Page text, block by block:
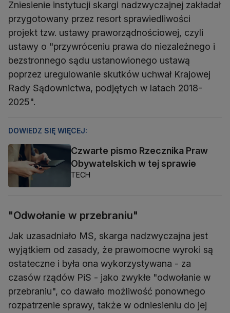
Zniesienie instytucji skargi nadzwyczajnej zakładał
przygotowany przez resort sprawiedliwości
projekt tzw. ustawy praworządnościowej, czyli
ustawy o "przywróceniu prawa do niezależnego i
bezstronnego sądu ustanowionego ustawą
poprzez uregulowanie skutków uchwał Krajowej
Rady Sądownictwa, podjętych w latach 2018-
2025".
DOWIEDZ SIĘ WIĘCEJ:
Czwarte pismo Rzecznika Praw
Obywatelskich w tej sprawie
TECH
"Odwołanie w przebraniu"
Jak uzasadniało MS, skarga nadzwyczajna jest
wyjątkiem od zasady, że prawomocne wyroki są
ostateczne i była ona wykorzystywana - za
czasów rządów PiS - jako zwykłe "odwołanie w
przebraniu", co dawało możliwość ponownego
rozpatrzenie sprawy, także w odniesieniu do jej